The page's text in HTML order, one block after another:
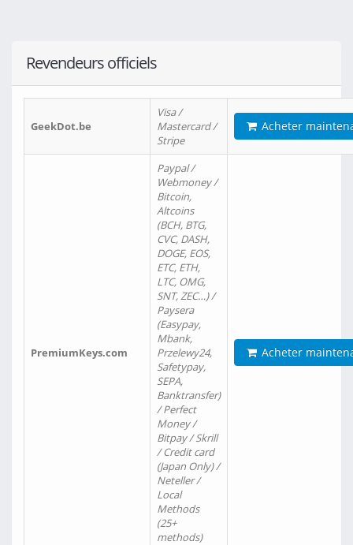
Revendeurs officiels
GeekDot.be
Visa /
Mastercard /
Stripe
Acheter
PremiumKeys.com
Paypal /
Webmoney /
Bitcoin,
Altcoins
(BCH, BTG,
CVC, DASH,
DOGE, EOS,
ETC, ETH,
LTC, OMG,
SNT, ZEC…) /
Paysera
(Easypay,
Mbank,
Przelewy24,
Safetypay,
SEPA,
Banktransfer)
/ Perfect
Money /
Bitpay / Skrill
/ Credit card
(Japan Only) /
Neteller /
Local
Methods
(25+
methods)
Acheter